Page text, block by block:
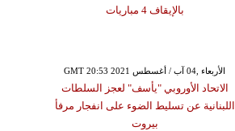
بالإيقاف 4 مباريات
GMT 20:53 2021 الأربعاء ,04 آب / أغسطس
الاتحاد الأوروبي "يأسف" لعجز السلطات
اللبنانية عن تسليط الضوء على انفجار مرفأ
بيروت